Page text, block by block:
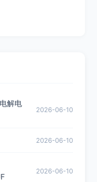
解电
2026-06-10
2026-06-10
2026-06-10